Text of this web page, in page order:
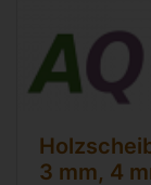
3 mm, 4